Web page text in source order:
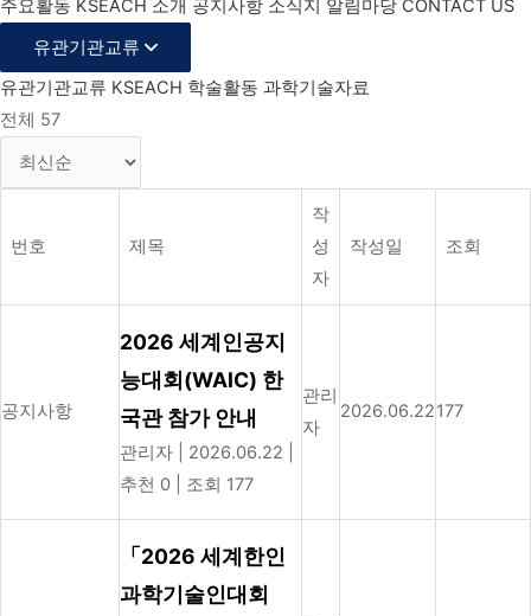
주요활동 KSEACH 소개 공지사항 소식지 알림마당 CONTACT US
유관기관교류
유관기관교류 KSEACH 학술활동 과학기술자료
전체 57
번호 제목
작
성
자
작성일 조회
공지사항
2026 세계인공지
능대회(WAIC) 한
국관 참가 안내
관리자 2026.06.22
추천 0
조회 177
관리
자
2026.06.22177
「2026 세계한인
과학기술인대회